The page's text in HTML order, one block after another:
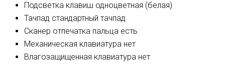
Подсветка клавиш одноцветная (белая)
Тачпад стандартный тачпад
Сканер отпечатка пальца есть
Механическая клавиатура нет
Влагозащищенная клавиатура нет